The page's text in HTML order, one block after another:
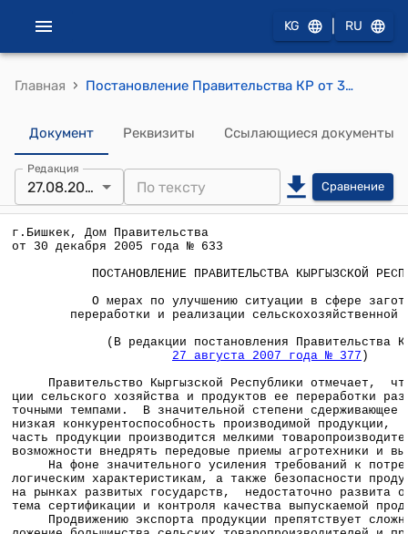
KG RU
Главная › Постановление Правительства КР от 30 декабря 2005 года № 633 "О мерах по улучшению ситуации в сфере заготовки, переработки и реализации сельскохозяйственной продукции"
Документ Реквизиты Ссылающиеся документы
Редакция
27.08.2007 Сравнение